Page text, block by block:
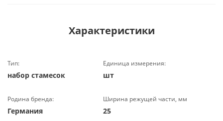
Характеристики
Тип:
набор стамесок
Единица измерения:
шт
Родина бренда:
Германия
Ширина режущей части, мм
25